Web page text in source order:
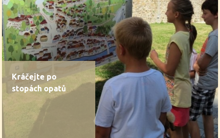
Kráčejte po
stopách opatů